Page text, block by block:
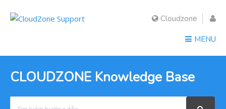
Cloudzone
MENU
CLOUDZONE Knowledge Base